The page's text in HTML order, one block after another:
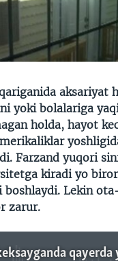
aksariyat
yoki bolalariga
holda, hayot
Farzand yuqori
kiradi yo
boshlaydi. Lekin
zarur.